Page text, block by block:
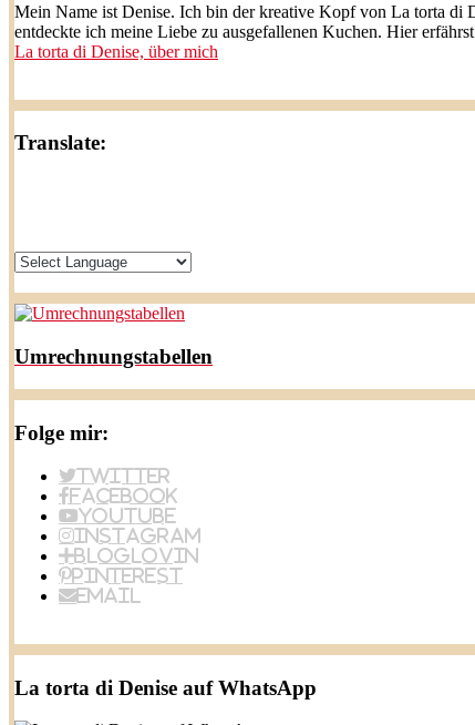
Mein Name ist Denise. Ich bin der kreative Kopf von La torta di
entdeckte ich meine Liebe zu ausgefallenen Kuchen. Hier
La torta di Denise, über mich
Translate:
Umrechnungstabellen
Folge mir:
Twitter
Facebook
YouTube
Instagram
BlogLovin
Pinterest
Email
La torta di Denise auf WhatsApp